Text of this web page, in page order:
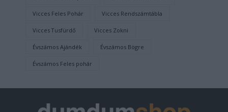
Vicces Feles Pohár Vicces Rendszámtábla
Vicces Tusfürdő Vicces Zokni
Évszámos Ajándék Évszámos Bögre
Évszámos Feles pohár